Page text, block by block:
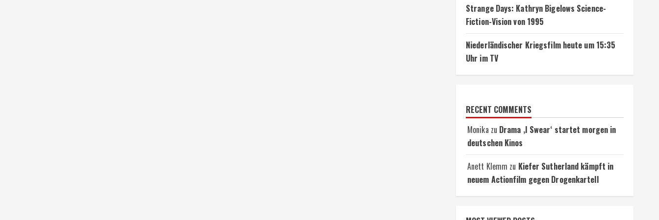
Strange Days: Kathryn Bigelows Science-
Fiction-Vision von 1995
Niederländischer Kriegsfilm heute um 15:35
Uhr im TV
RECENT COMMENTS
Monika zu Drama ‚I Swear‘ startet morgen in
deutschen Kinos
Anett Klemm zu Kiefer Sutherland kämpft in
neuem Actionfilm gegen Drogenkartell